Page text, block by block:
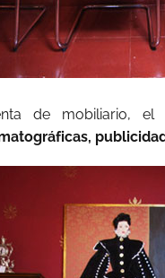
de mobiliario, el